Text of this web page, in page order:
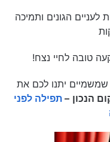
הגונים ותמיכה
טובה לחיי נצח!
שמשמיים יתנו לכם את
הנכון –תפילה לפני